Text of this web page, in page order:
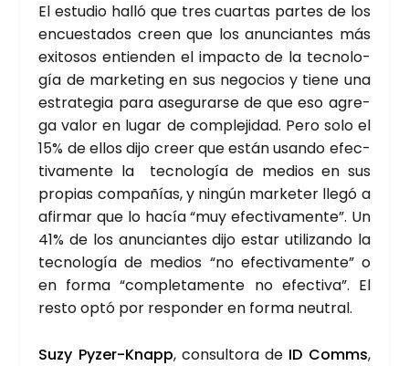
El estu­dio halló que tres cuar­tas par­tes de los
encues­ta­dos creen que los anun­cian­tes más
exi­to­sos entien­den el impac­to de la tec­no­lo­
gía de mar­ke­ting en sus nego­cios y tie­ne una
estra­te­gia para ase­gu­rar­se de que eso agre­
ga valor en lugar de com­ple­ji­dad. Pero solo el
15% de ellos dijo creer que están usan­do efec­
ti­va­men­te la tec­no­lo­gía de medios en sus
pro­pias com­pa­ñías, y nin­gún mar­ke­ter lle­gó a
afir­mar que lo hacía “muy efec­ti­va­men­te”. Un
41% de los anun­cian­tes dijo estar uti­li­zan­do la
tec­no­lo­gía de medios “no efec­ti­va­men­te” o
en for­ma “com­ple­ta­men­te no efec­ti­va”. El
res­to optó por res­pon­der en for­ma neu­tral.
Suzy Pyzer-Knapp, con­sul­to­ra de ID Comms,